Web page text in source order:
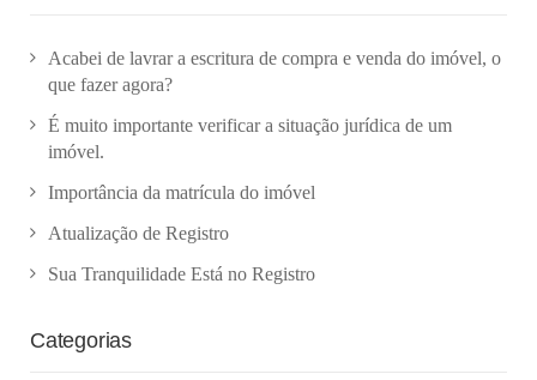
Acabei de lavrar a escritura de compra e venda do imóvel, o
que fazer agora?
É muito importante verificar a situação jurídica de um
imóvel.
Importância da matrícula do imóvel
Atualização de Registro
Sua Tranquilidade Está no Registro
Categorias